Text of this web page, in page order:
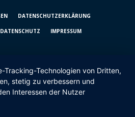
DATENSCHUTZ­ERKLÄRUNG
IMPRESSUM
Tracking-Technologien von Dritten,
stetig zu verbessern und
Interessen der Nutzer